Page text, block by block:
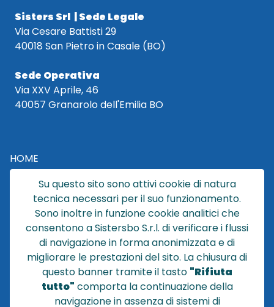
Sisters Srl | Sede Legale
Via Cesare Battisti 29
40018 San Pietro in Casale (BO)
Sede Operativa
Via XXV Aprile, 46
40057 Granarolo dell'Emilia BO
HOME
CATALOGO
CHI SIAMO
NEWS
CONTATTACI
CONDIZIONI DI VENDITA
POLICY PRIVACY
NOTE LEGALI
Su questo sito sono attivi cookie di natura
tecnica necessari per il suo funzionamento.
Sono inoltre in funzione cookie analitici che
consentono a Sistersbo S.r.l. di verificare i flussi
di navigazione in forma anonimizzata e di
migliorare le prestazioni del sito. La chiusura di
questo banner tramite il tasto "Rifiuta
tutto" comporta la continuazione della
navigazione in assenza di sistemi di